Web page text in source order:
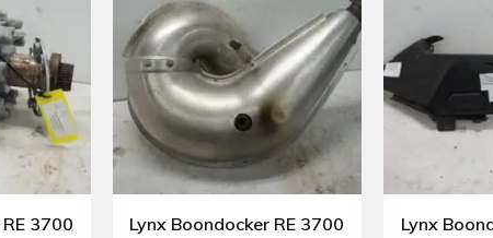
3700
Lynx Boondocker RE 3700
Lynx